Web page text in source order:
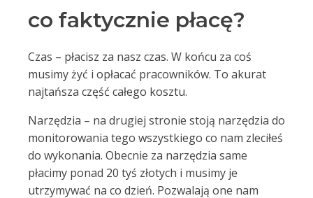
co faktycznie płacę?
Czas – płacisz za nasz czas. W końcu za coś
musimy żyć i opłacać pracowników. To akurat
najtańsza część całego kosztu.
Narzędzia – na drugiej stronie stoją narzędzia do
monitorowania tego wszystkiego co nam zleciłeś
do wykonania. Obecnie za narzędzia same
płacimy ponad 20 tyś złotych i musimy je
utrzymywać na co dzień. Pozwalają one nam